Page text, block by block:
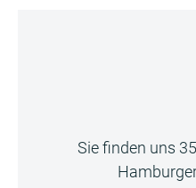
Sie finden uns